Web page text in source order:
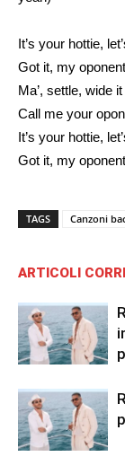
It’s your hottie,
Got it, my oponent
Ma’, settle, wide it
Call me your
It’s your hottie,
Got it, my oponent
TAGS Canzoni
ARTICOLI